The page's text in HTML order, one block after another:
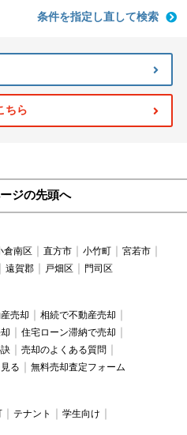
条件を指定し直して検索
ちら
ジの先頭へ
倉南区 直方市 小竹町
宮若市
遠賀郡 戸畑区 門司区
売却
相続で不動産売却
住宅ローン滞納で売却
売却のよくある質問
る 無料売却査定フォーム
テナント
学生向け